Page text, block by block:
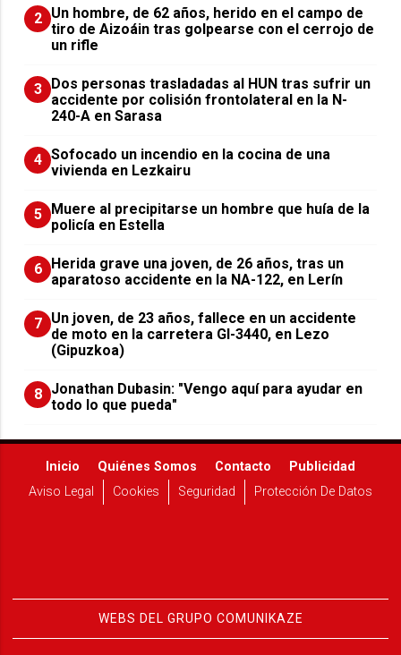
2 Un hombre, de 62 años, herido en el campo de
tiro de Aizoáin tras golpearse con el cerrojo de
un rifle
3
​Dos personas trasladadas al HUN tras sufrir un
accidente por colisión frontolateral en la N-
240-A en Sarasa
4 Sofocado un incendio en la cocina de una
vivienda en Lezkairu
5
Muere al precipitarse un hombre que huía de la
policía en Estella
6
Herida grave una joven, de 26 años, tras un
aparatoso accidente en la NA-122, en Lerín
7 Un joven, de 23 años, fallece en un accidente
de moto en la carretera GI-3440, en Lezo
(Gipuzkoa)
8 Jonathan Dubasin: "Vengo aquí para ayudar en
todo lo que pueda"
Inicio Quiénes Somos Contacto
Publicidad
Aviso Legal
Cookies Seguridad Protección De Datos
WEBS DEL GRUPO COMUNIKAZE